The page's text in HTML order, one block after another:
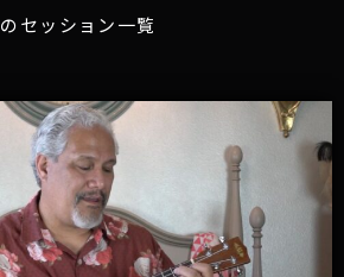
のセッション一覧